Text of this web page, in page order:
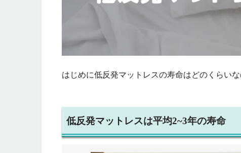
はじめに低反発マットレスの寿命はどのくらいな
低反発マットレスは平均2~3年の寿命